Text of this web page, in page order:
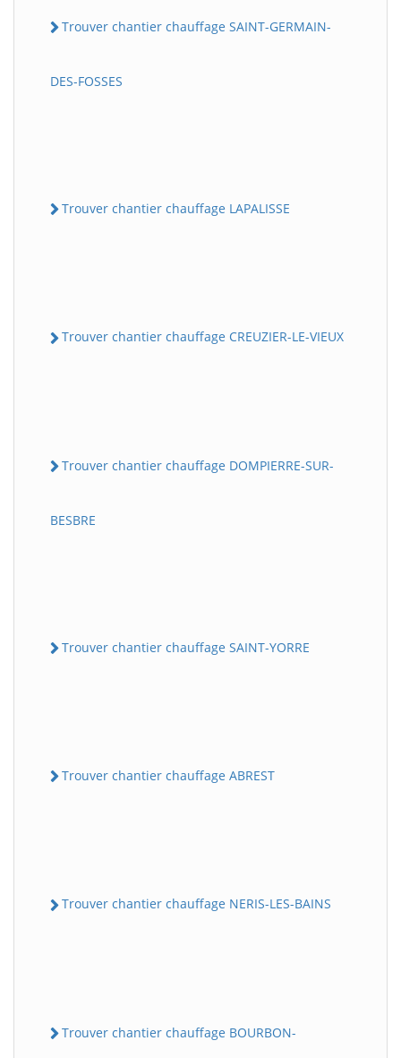
Trouver chantier chauffage SAINT-GERMAIN-
DES-FOSSES
Trouver chantier chauffage LAPALISSE
Trouver chantier chauffage CREUZIER-LE-VIEUX
Trouver chantier chauffage DOMPIERRE-SUR-
BESBRE
Trouver chantier chauffage SAINT-YORRE
Trouver chantier chauffage ABREST
Trouver chantier chauffage NERIS-LES-BAINS
Trouver chantier chauffage BOURBON-